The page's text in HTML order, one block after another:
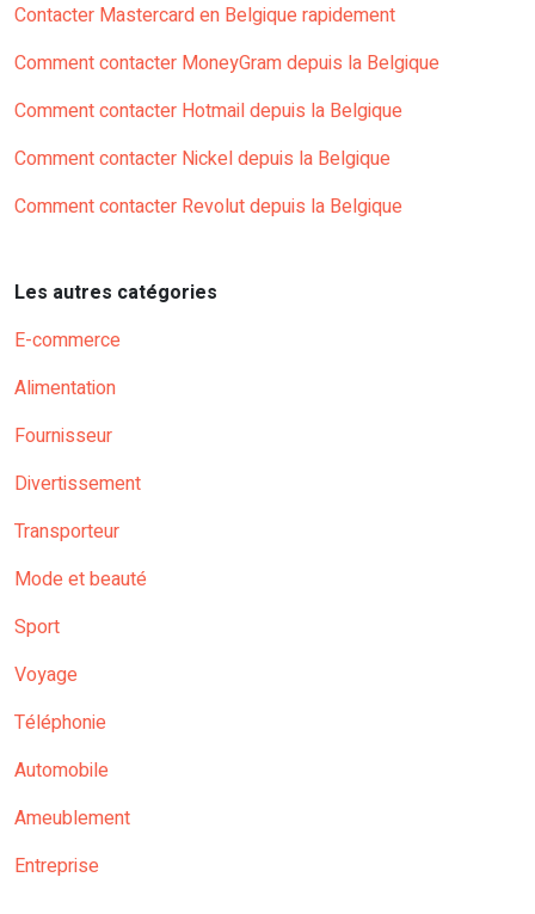
Contacter Mastercard en Belgique rapidement
Comment contacter MoneyGram depuis la Belgique
Comment contacter Hotmail depuis la Belgique
Comment contacter Nickel depuis la Belgique
Comment contacter Revolut depuis la Belgique
Les autres catégories
E-commerce
Alimentation
Fournisseur
Divertissement
Transporteur
Mode et beauté
Sport
Voyage
Téléphonie
Automobile
Ameublement
Entreprise